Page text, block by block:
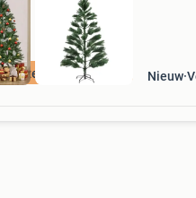
verzendkosten Nieuw